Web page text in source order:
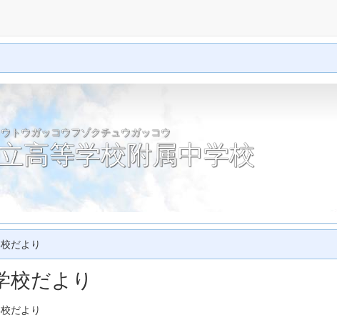
トウガッコウフゾクチュウガッコウ
高等学校附属中学校
だより
校だより
だより